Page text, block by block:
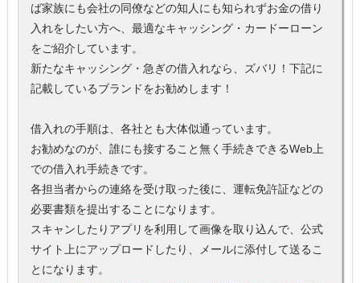
ば家族にも会社の同僚などの知人にも知られずお金の借り
入れをしたい方へ、最適なキャッシング・カードーローン
をご紹介しています。
新たなキャッシング・急ぎの借入れなら、ズバリ！下記に
記載しているブランドをお勧めします！
借入れの手順は、各社とも大体似通っています。
お勧めなのが、誰にも接すること無く手続きできるWeb上
での借入れ手続きです。
各担当者からの連絡を受け取った後に、運転免許証などの
必要書類を提出することになります。
スキャンしたりアプリを利用して画像を取り込んで、公式
サイト上にアップロードしたり、メールに添付して送るこ
とになります。